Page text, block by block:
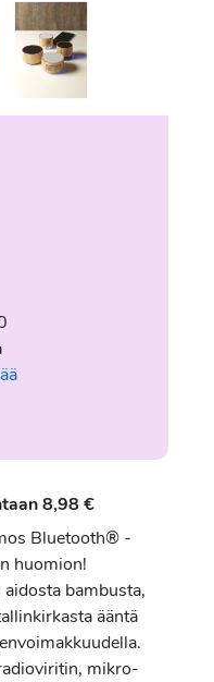
8,98 €
Bluetooth® -
huomion!
bambusta,
ääntä
mikro-